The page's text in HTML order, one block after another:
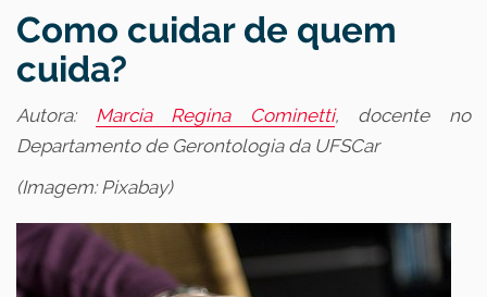
Como cuidar de quem
cuida?
Autora: Marcia Regina Cominetti, docente no
Departamento de Gerontologia da UFSCar
(Imagem: Pixabay)